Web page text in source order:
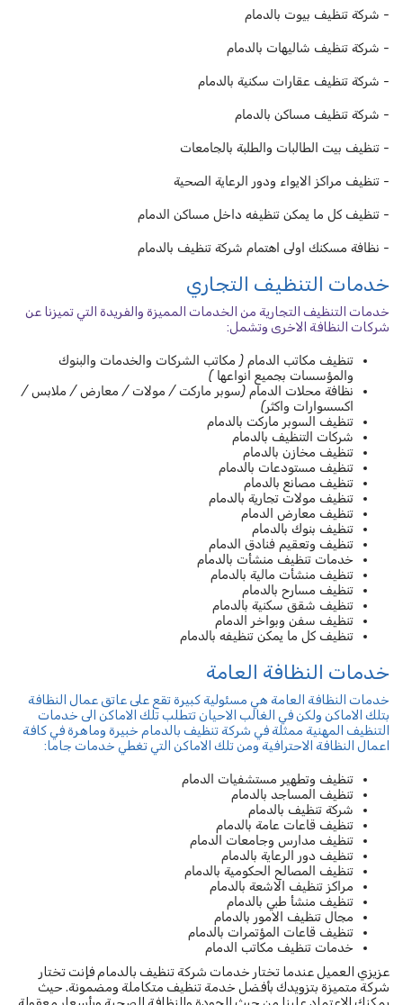
- شركة تنظيف بيوت بالدمام
- شركة تنظيف شاليهات بالدمام
- شركة تنظيف عقارات سكنية بالدمام
- شركة تنظيف مساكن بالدمام
- تنظيف بيت الطالبات والطلبة بالجامعات
- تنظيف مراكز الايواء ودور الرعاية الصحية
- تنظيف كل ما يمكن تنظيفه داخل مساكن الدمام
- نظافة مسكنك اولى اهتمام شركة تنظيف بالدمام
خدمات التنظيف التجاري
خدمات التنظيف التجارية من الخدمات المميزة والفريدة التي تميزنا عن
شركات النظافة الاخرى وتشمل:
تنظيف مكاتب الدمام ( مكاتب الشركات والخدمات والبنوك
والمؤسسات بجميع انواعها )
نظافة محلات الدمام (سوبر ماركت / مولات / معارض / ملابس /
اكسسوارات واكثر)
تنظيف السوبر ماركت بالدمام
شركات التنظيف بالدمام
تنظيف مخازن بالدمام
تنظيف مستودعات بالدمام
تنظيف مصانع بالدمام
تنظيف مولات تجارية بالدمام
تنظيف معارض الدمام
تنظيف بنوك بالدمام
تنظيف وتعقيم فنادق الدمام
خدمات تنظيف منشأت بالدمام
تنظيف منشأت مالية بالدمام
تنظيف مسارح بالدمام
تنظيف شقق سكنية بالدمام
تنظيف سفن وبواخر الدمام
تنظيف كل ما يمكن تنظيفه بالدمام
خدمات النظافة العامة
خدمات النظافة العامة هي مسئولية كبيرة تقع على عاتق عمال النظافة
بتلك الاماكن ولكن في الغالب الاحيان تتطلب تلك الاماكن الى خدمات
التنظيف المهنية ممثلة في شركة تنظيف بالدمام خبيرة وماهرة في كافة
اعمال النظافة الاحترافية ومن تلك الاماكن التي تغطي خدمات جاما:
تنظيف وتطهير مستشفيات الدمام
تنظيف المساجد بالدمام
شركة تنظيف بالدمام
تنظيف قاعات عامة بالدمام
تنظيف مدارس وجامعات الدمام
تنظيف دور الرعاية بالدمام
تنظيف المصالح الحكومية بالدمام
مراكز تنظيف الاشعة بالدمام
تنظيف منشأ طبي بالدمام
مجال تنظيف الامور بالدمام
تنظيف قاعات المؤتمرات بالدمام
خدمات تنظيف مكاتب الدمام
عزيزي العميل عندما تختار خدمات شركة تنظيف بالدمام فإنت تختار
شركة متميزة بتزويدك بأفضل خدمة تنظيف متكاملة ومضمونة. حيث